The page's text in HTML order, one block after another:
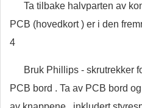
Ta tilbake halvparten av
PCB (hovedkort ) er i den
4
Bruk Phillips - skrutrekker
PCB bord . Ta av PCB bord